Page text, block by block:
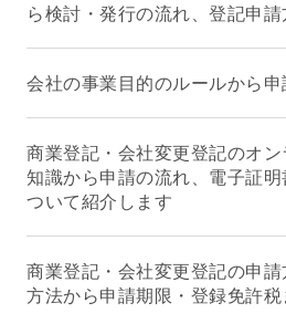
ら検討・発行の流れ、登記申
会社の事業目的のルールから申
商業登記・会社変更登記のオ
知識から申請の流れ、電子証
ついて紹介します
商業登記・会社変更登記の申
方法から申請期限・登録免許税